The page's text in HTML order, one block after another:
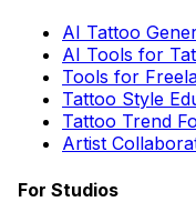
AI Tattoo
AI Tools for
Tools for
Tattoo Style
Tattoo Trend
Artist
For Studios